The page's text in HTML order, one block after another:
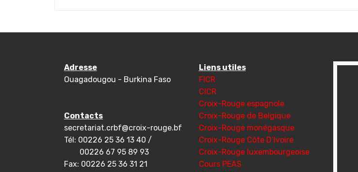
Adresse
Ouagadougou - Burkina Faso
Contacts
secretariat.crbf@croix-rouge.bf
Tél: 00226 25 36 13 40 /
00226 67 95 89 93
Fax: 00226 25 36 31 21
Liens utiles
FICR
CICR
Croix-Rouge espagnole
Croix-Rouge de Belgique
Croix-Rouge monégasque
Croix-Rouge Côte D’Ivoire
Croix-Rouge luxembourgeoise
Cours PEAS